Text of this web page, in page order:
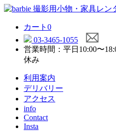
カート 0
03-3465-1055
営業時間：平日10:00〜
休み
利用案内
デリバリー
アクセス
info
Contact
Insta